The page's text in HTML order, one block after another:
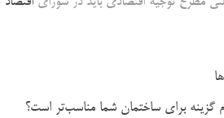
گزینه برای ساختمان شما مناسب‌تر است؟